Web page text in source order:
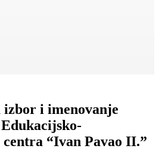
i imenovanje
“Ivan Pavao II.”